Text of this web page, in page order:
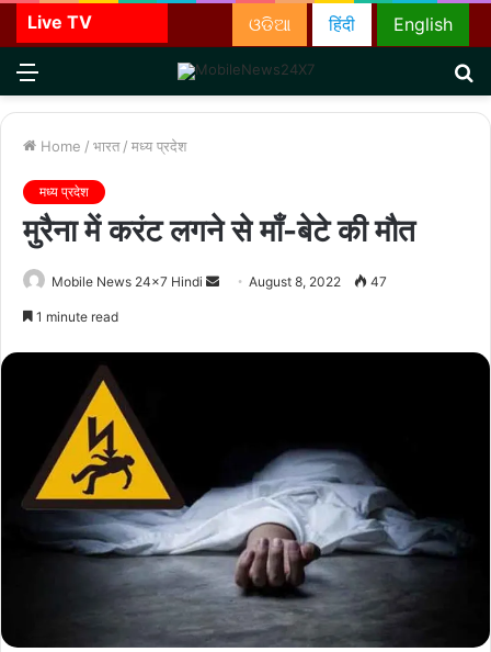
Live TV English
हिंदी
ଓଡିଆ
Menu
Home / भारत / मध्य प्रदेश
मध्य प्रदेश
मुरैना में करंट लगने से माँ-बेटे की मौत
Mobile News 24x7 Hindi
SendAugust 8, 2022 47
1 minute read